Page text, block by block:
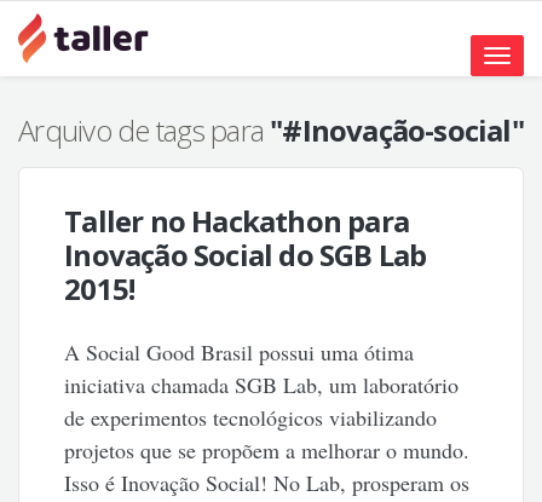
Toggle
Arquivo de tags para "#Inovação-social"
Taller no Hackathon para
Inovação Social do SGB Lab
2015!
A Social Good Brasil possui uma ótima
iniciativa chamada SGB Lab, um laboratório
de experimentos tecnológicos viabilizando
projetos que se propõem a melhorar o mundo.
Isso é Inovação Social! No Lab, prosperam os